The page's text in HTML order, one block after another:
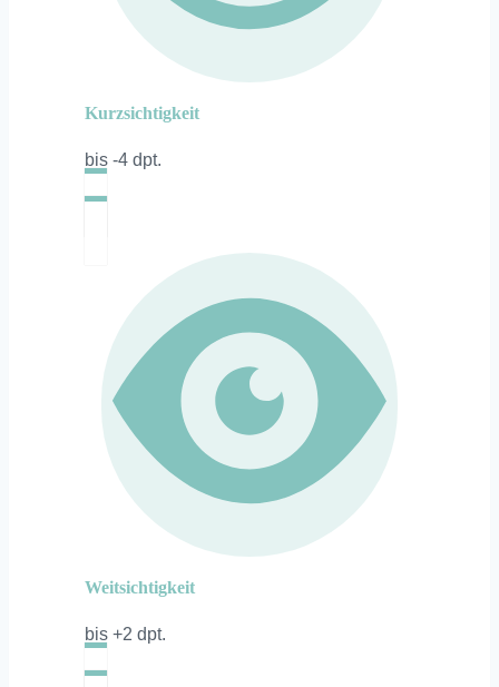
Kurzsichtigkeit
bis -4 dpt.
Weitsichtigkeit
bis +2 dpt.